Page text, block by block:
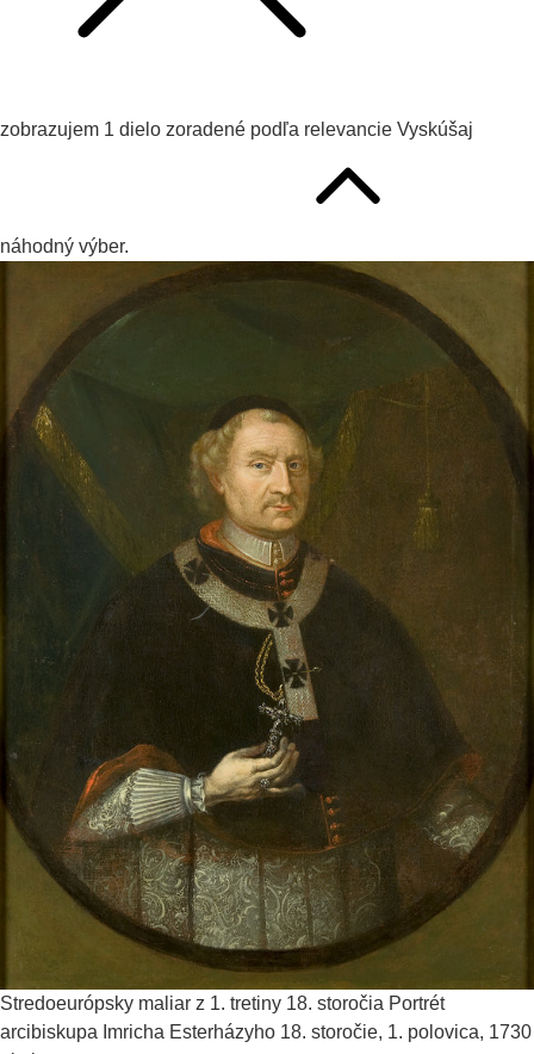
zobrazujem 1 dielo zoradené podľa relevancie Vyskúšaj
náhodný výber.
Stredoeurópsky maliar z 1. tretiny 18. storočia Portrét
arcibiskupa Imricha Esterházyho 18. storočie, 1. polovica, 1730